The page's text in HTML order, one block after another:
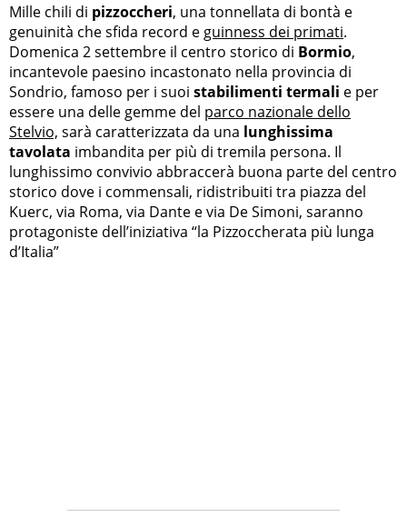
Mille chili di pizzoccheri, una tonnellata di bontà e
genuinità che sfida record e guinness dei primati.
Domenica 2 settembre il centro storico di Bormio,
incantevole paesino incastonato nella provincia di
Sondrio, famoso per i suoi stabilimenti termali e per
essere una delle gemme del parco nazionale dello
Stelvio, sarà caratterizzata da una lunghissima
tavolata imbandita per più di tremila persona. Il
lunghissimo convivio abbraccerà buona parte del centro
storico dove i commensali, ridistribuiti tra piazza del
Kuerc, via Roma, via Dante e via De Simoni, saranno
protagoniste dell’iniziativa “la Pizzoccherata più lunga
d’Italia”